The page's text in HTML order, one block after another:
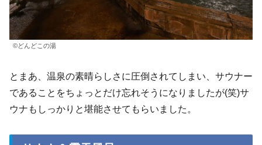
©どんどこの湯
とまあ、温泉の素晴らしさに圧倒されてしまい、サウナー
であることをちょっとだけ忘れそうになりましたが(笑)サ
ウナもしっかりと堪能させてもらいました。